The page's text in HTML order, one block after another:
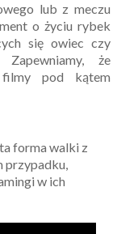
lub z meczu
o życiu rybek
się owiec czy
że
filmy pod kątem
forma walki z
przypadku,
w ich